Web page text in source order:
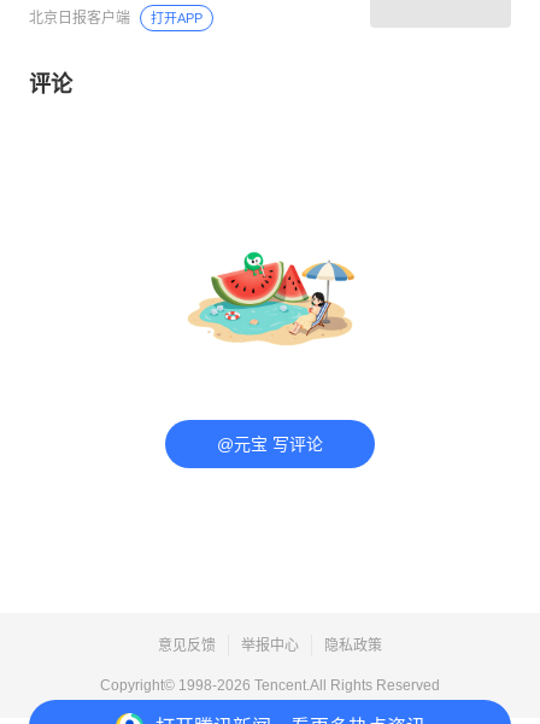
北京日报客户端 打开APP
评论
@元宝 写评论
意见反馈 举报中心 隐私政策
Copyright© 1998-2026 Tencent.All Rights Reserved